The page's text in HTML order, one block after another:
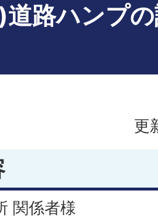
道路ハンプ
更
関係者様